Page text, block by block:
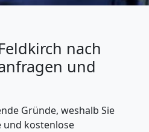
nach
und
Gründe, weshalb Sie
kostenlose